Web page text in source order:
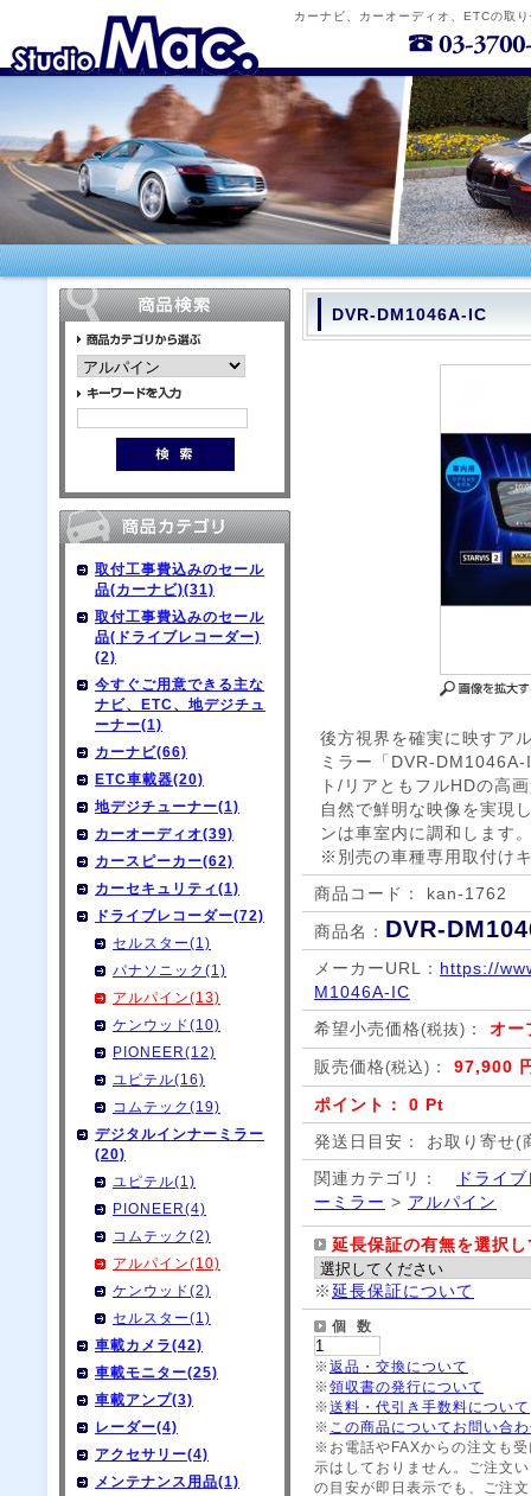
カーナビ、カーオーディオ、ETCの取
取付工事費込みのセール
品(カーナビ)(31)
取付工事費込みのセール
品(ドライブレコーダー)
(2)
今すぐご用意できる主な
ナビ、ETC、地デジチュ
ーナー(1)
カーナビ(66)
ETC車載器(20)
地デジチューナー(1)
カーオーディオ(39)
カースピーカー(62)
カーセキュリティ(1)
ドライブレコーダー(72)
セルスター(1)
パナソニック(1)
アルパイン(13)
ケンウッド(10)
PIONEER(12)
ユピテル(16)
コムテック(19)
デジタルインナーミラー
(20)
ユピテル(1)
PIONEER(4)
コムテック(2)
アルパイン(10)
ケンウッド(2)
セルスター(1)
車載カメラ(42)
車載モニター(25)
車載アンプ(3)
レーダー(4)
アクセサリー(4)
メンテナンス用品(1)
DVR-DM1046A-IC
後方視界を確実に映すア
ミラー「DVR-
ト/リアともフルHDの高
自然で鮮明な映像を実現
ンは車室内に調和します
※別売の車種専用取付け
商品コード： kan-1762
商品名： DVR-
メーカーURL： https://
M1046A-IC
希望小売価格(税抜) ： オー
販売価格(税込) ： 97,900
ポイント： 0 Pt
発送日目安： お取り寄せ(
関連カテゴリ：
ドライ
ーミラー > アルパイン
延長保証の有無を選択
※延長保証について
個 数
※返品・交換について
※領収書の発行について
※送料・代引き手数料について
※ この商品についてお問い合
※お電話やFAXからの注文も
示はしておりません。ご注文
の目安が即日表示でも、ご注